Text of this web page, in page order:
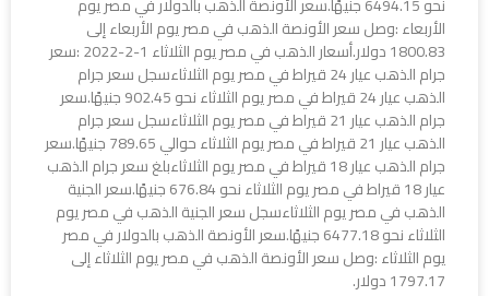
الأربعاء :وصل سعر الأونصة الذهب في مصر يوم الأربعاء إلى
1800.83 دولار.أسعار الذهب في مصر يوم الثلاثاء 1-2-2022 :سعر
جرام الذهب عيار 24 قيراط في مصر يوم الثلاثاءسجل سعر جرام
الذهب عيار 24 قيراط في مصر يوم الثلاثاء نحو 902.45 جنيهًا.سعر
جرام الذهب عيار 21 قيراط في مصر يوم الثلاثاءسجل سعر جرام
الذهب عيار 21 قيراط في مصر يوم الثلاثاء حوالي 789.65 جنيهًا.سعر
جرام الذهب عيار 18 قيراط في مصر يوم الثلاثاءبلغ سعر جرام الذهب
عيار 18 قيراط في مصر يوم الثلاثاء نحو 676.84 جنيهًا.سعر الجنية
الذهب في مصر يوم الثلاثاءسجل سعر الجنية الذهب في مصر يوم
الثلاثاء نحو 6477.18 جنيهًا.سعر الأونصة الذهب بالدولار في مصر
يوم الثلاثاء :وصل سعر الأونصة الذهب في مصر يوم الثلاثاء إلى
1797.17 دولار.